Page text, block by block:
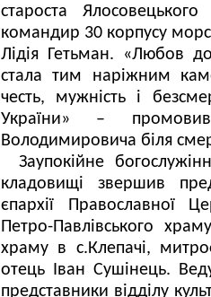
староста
командир 30 корпусу
Лідія Гетьман. «Любов
стала тим наріжним
честь, мужність і
України» –
Володимировича біля
Заупокійне
кладовищі звершив
єпархії Православної
Петро-Павлівського
храму в с.Клепачі,
отець Іван Сушінець.
представники відділу